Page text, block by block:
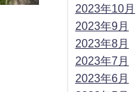
2023年10月
2023年9月
2023年8月
2023年7月
2023年6月